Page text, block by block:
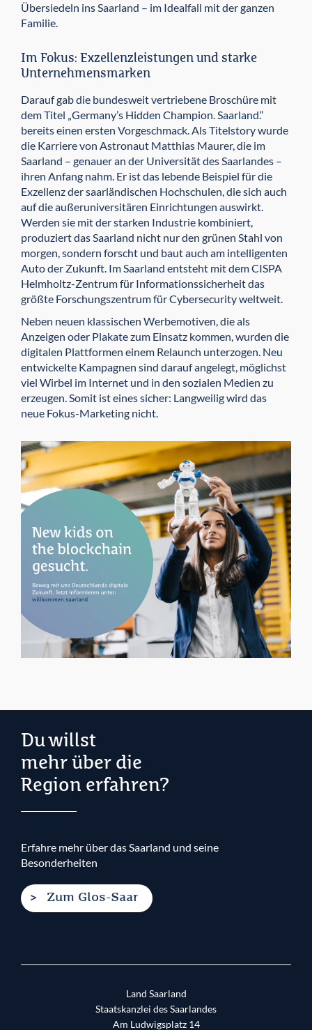
Übersiedeln ins Saarland – im Idealfall mit der ganzen
Familie.
Im Fokus: Exzellenzleistungen und starke
Unternehmensmarken
Darauf gab die bundesweit vertriebene Broschüre mit
dem Titel „Germany’s Hidden Champion. Saarland.“
bereits einen ersten Vorgeschmack. Als Titelstory wurde
die Karriere von Astronaut Matthias Maurer, die im
Saarland – genauer an der Universität des Saarlandes –
ihren Anfang nahm. Er ist das lebende Beispiel für die
Exzellenz der saarländischen Hochschulen, die sich auch
auf die außeruniversitären Einrichtungen auswirkt.
Werden sie mit der starken Industrie kombiniert,
produziert das Saarland nicht nur den grünen Stahl von
morgen, sondern forscht und baut auch am intelligenten
Auto der Zukunft. Im Saarland entsteht mit dem CISPA
Helmholtz-Zentrum für Informationssicherheit das
größte Forschungszentrum für Cybersecurity weltweit.
Neben neuen klassischen Werbemotiven, die als
Anzeigen oder Plakate zum Einsatz kommen, wurden die
digitalen Plattformen einem Relaunch unterzogen. Neu
entwickelte Kampagnen sind darauf angelegt, möglichst
viel Wirbel im Internet und in den sozialen Medien zu
erzeugen. Somit ist eines sicher: Langweilig wird das
neue Fokus-Marketing nicht.
Du willst
mehr über die
Region erfahren?
Erfahre mehr über das Saarland und seine
Besonderheiten
Zum Glos-Saar
Land Saarland
Staatskanzlei des Saarlandes
Am Ludwigsplatz 14